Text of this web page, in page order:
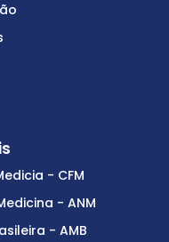
- CFM
- ANM
- AMB